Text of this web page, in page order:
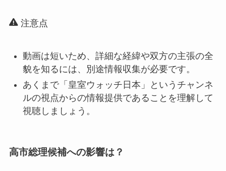
注意点
動画は短いため、詳細な経緯や双方の主張の全
貌を知るには、別途情報収集が必要です。
あくまで「皇室ウォッチ日本」というチャンネ
ルの視点からの情報提供であることを理解して
視聴しましょう。
高市総理候補への影響は？